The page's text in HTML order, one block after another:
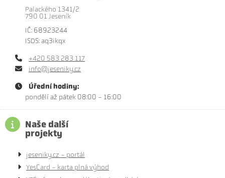
Palackého 1341/2
790 01 Jeseník
IČ: 68923244
ISDS: aq3ikqx
+420 583 283 117
info@jeseniky.cz
Úřední hodiny:
pondělí až pátek 08:00 - 16:00
Naše další
projekty
jeseniky.cz - portál
YesCard - karta plná výhod